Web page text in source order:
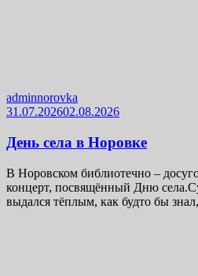
adminnorovka
31.07.202602.08.2026
День села в Норовке
В Норовском библиотечно –
концерт, посвящённый Дню
выдался тёплым, как будто бы